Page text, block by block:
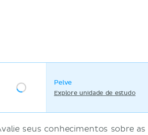
Pelve
Explore unidade de estudo
seus conhecimentos sobre